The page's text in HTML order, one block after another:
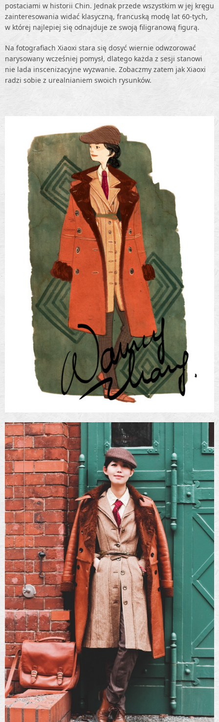
postaciami w historii Chin. Jednak przede wszystkim w jej kręgu
zainteresowania widać klasyczną, francuską modę lat 60-tych,
w której najlepiej się odnajduje ze swoją filigranową figurą.
Na fotografiach Xiaoxi stara się dosyć wiernie odwzorować
narysowany wcześniej pomysł, dlatego każda z sesji stanowi
nie lada inscenizacyjne wyzwanie. Zobaczmy zatem jak Xiaoxi
radzi sobie z urealnianiem swoich rysunków.